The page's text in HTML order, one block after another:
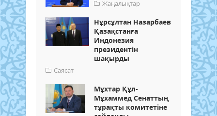
Жаңалықтар
Нұрсұлтан Назарбаев
Қазақстанға
Индонезия
президентін
шақырды
Саясат
Мұхтар Құл-
Мұхаммед Сенаттың
тұрақты комитетіне